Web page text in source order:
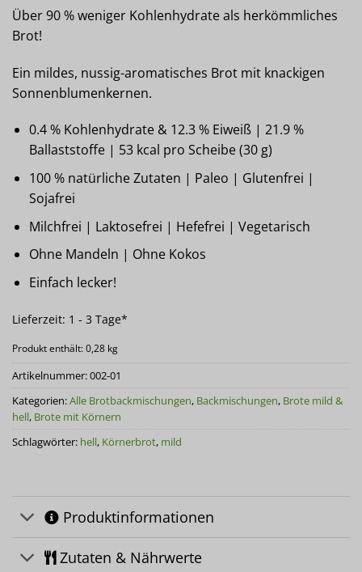
Über 90 % weniger Kohlenhydrate als herkömmliches
Brot!
Ein mildes, nussig-aromatisches Brot mit knackigen
Sonnenblumenkernen.
0.4 % Kohlenhydrate & 12.3 % Eiweiß | 21.9 %
Ballaststoffe | 53 kcal pro Scheibe (30 g)
100 % natürliche Zutaten | Paleo | Glutenfrei |
Sojafrei
Milchfrei | Laktosefrei | Hefefrei | Vegetarisch
Ohne Mandeln | Ohne Kokos
Einfach lecker!
Lieferzeit: 1 - 3 Tage*
Produkt enthält: 0,28 kg
Artikelnummer:002-01
Kategorien:Alle Brotbackmischungen, Backmischungen, Brote mild &
hell, Brote mit Körnern
Schlagwörter: hell, Körnerbrot, mild
Produktinformationen
Zutaten & Nährwerte